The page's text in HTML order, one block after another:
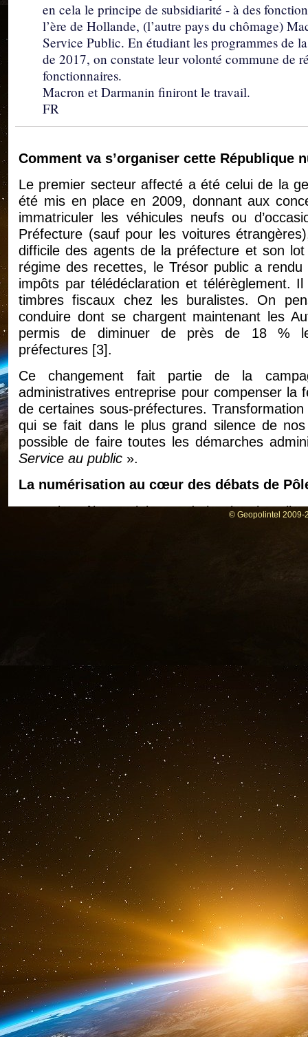
en cela le principe de subsidiarité - à des
l’ère de Hollande, (l’autre pays du chômage)
Service Public. En étudiant les programmes de
de 2017, on constate leur volonté commune de
fonctionnaires.
Macron et Darmanin finiront le travail.
FR
Comment va s’organiser cette République
Le premier secteur affecté a été celui de la
été mis en place en 2009, donnant aux
immatriculer les véhicules neufs ou
Préfecture (sauf pour les voitures
difficile des agents de la préfecture et son
régime des recettes, le Trésor public a
impôts par télédéclaration et télérèglement.
timbres fiscaux chez les buralistes. On
conduire dont se chargent maintenant les
permis de diminuer de près de 18 %
préfectures [3].
Ce changement fait partie de la
administratives entreprise pour compenser la
de certaines sous-préfectures.
qui se fait dans le plus grand silence de
possible de faire toutes les démarches
Service au public ».
La numérisation au cœur des débats de
Le projet Pôle Emploi 2020 de la Direction
• La casse de la mission d’indemnisation et
le conseil,
• La dématérialisation à outrance, la mise
substitution des conseillers par la machine.
• L’accroissement de l’externalisation et de la
• Le déploiement d’une nouvelle « offre de
immobilière avec le projet « agence de
le développement desMaisons de Services
Dans le même temps, de lourdes menaces
Qu’est-ce qu’une Maison de Services au
de ses missions...
On lit sur le site des Maisons de Services
élargie de services en un lieu unique».
unique
» et peut «effectuer des
administrations ou organismes publics». Tout
Sept opérateurs nationaux sont pour le
de services au public » mais cela ne
Pôle Emploi, la Caisse nationale
maladie des travailleurs salariés, la Caisse
Caisse nationale d’assurance vieillesse,
© Geopolintel 2009-